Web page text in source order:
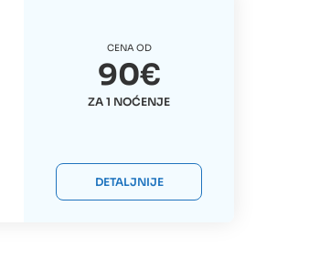
CENA OD
90€
ZA 1 NOĆENJE
DETALJNIJE